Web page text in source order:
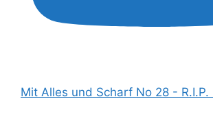
Mit Alles und Scharf No 28 - R.I.P.